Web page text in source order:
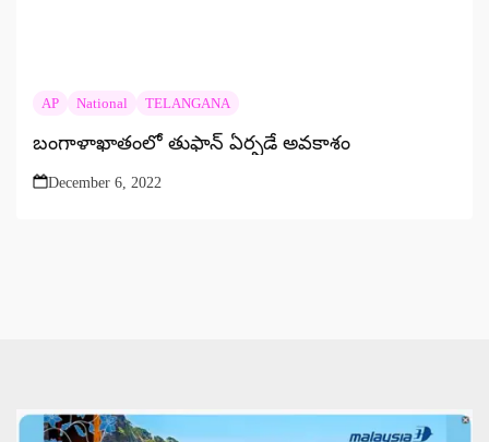
AP National TELANGANA
బంగాళాఖాతంలో తుఫాన్ ఏర్పడే అవకాశం
December 6, 2022